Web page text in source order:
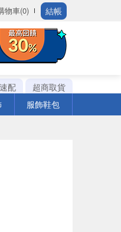
物車(0) 結帳
配
超商取貨
服飾鞋包